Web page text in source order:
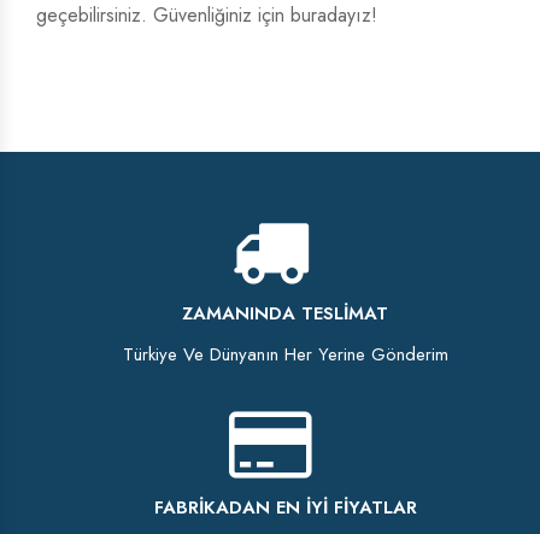
geçebilirsiniz. Güvenliğiniz için buradayız!
ZAMANINDA TESLIMAT
Türkiye Ve Dünyanın Her Yerine Gönderim
FABRIKADAN EN İYI FIYATLAR